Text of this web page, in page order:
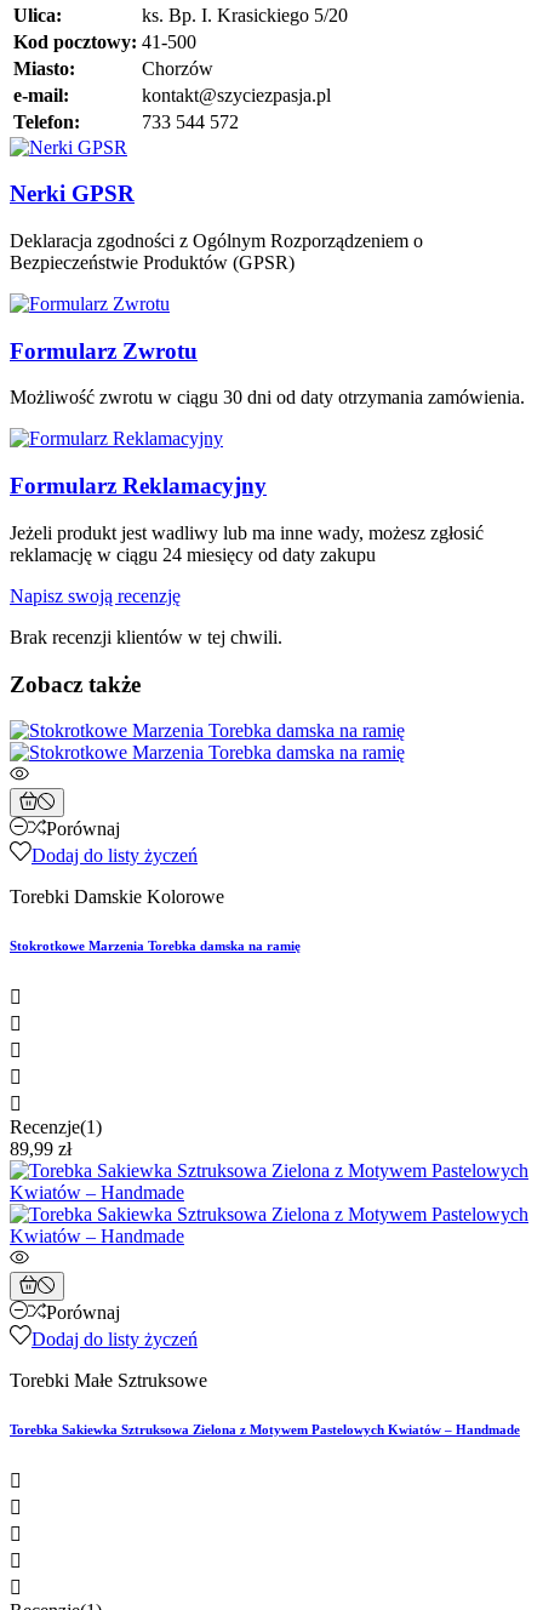
Ulica:
ks. Bp. I. Krasickiego 5/20
Kod pocztowy: 41-500
Miasto:
Chorzów
e-mail:
kontakt@szyciezpasja.pl
Telefon:
733 544 572
Nerki GPSR
Deklaracja zgodności z Ogólnym Rozporządzeniem o
Bezpieczeństwie Produktów (GPSR)
Formularz Zwrotu
Możliwość zwrotu w ciągu 30 dni od daty otrzymania zamówienia.
Formularz Reklamacyjny
Jeżeli produkt jest wadliwy lub ma inne wady, możesz zgłosić
reklamację w ciągu 24 miesięcy od daty zakupu
Napisz swoją recenzję
Brak recenzji klientów w tej chwili.
Zobacz także
Porównaj
Dodaj do listy życzeń
Torebki Damskie Kolorowe
Stokrotkowe Marzenia Torebka damska na ramię





Recenzje(1)
89,99 zł
Porównaj
Dodaj do listy życzeń
Torebki Małe Sztruksowe
Torebka Sakiewka Sztruksowa Zielona z Motywem Pastelowych Kwiatów – Handmade




